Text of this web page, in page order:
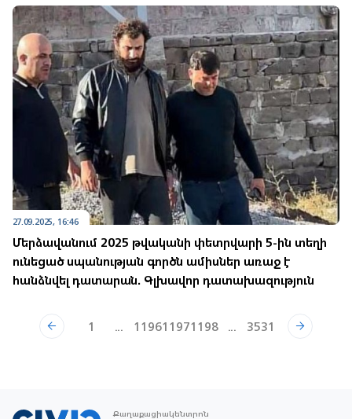
27.09.2025, 16:46
Մերձավանում 2025 թվականի փետրվարի 5-ին տեղի
ունեցած սպանության գործն ամիսներ առաջ է
հանձնվել դատարան. Գլխավոր դատախազություն
1 ... 119611971198 ... 3531
Քաղաքացիակենտրոն